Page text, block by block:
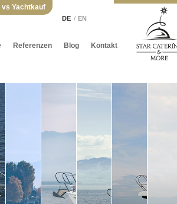
Referenzen Blog Kontakt
DE EN
Yachtkauf